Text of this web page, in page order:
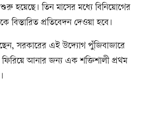
হয়েছে। তিন মাসের মধ্যে বিনিয়োগের
বিস্তারিত প্রতিবেদন দেওয়া হবে।
সরকারের এই উদ্যোগ পুঁজিবাজারে
ফিরিয়ে আনার জন্য এক শক্তিশালী প্রথম